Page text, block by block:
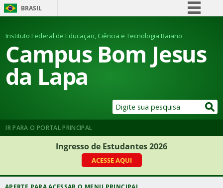
BRASIL
Comunica BR
Participe
Instituto Federal de Educação, Ciência e Tecnologia Baiano
Campus Bom Jesus
da Lapa
IR PARA O PORTAL PRINCIPAL
Ingresso de Estudantes 2026
ACESSE AQUI